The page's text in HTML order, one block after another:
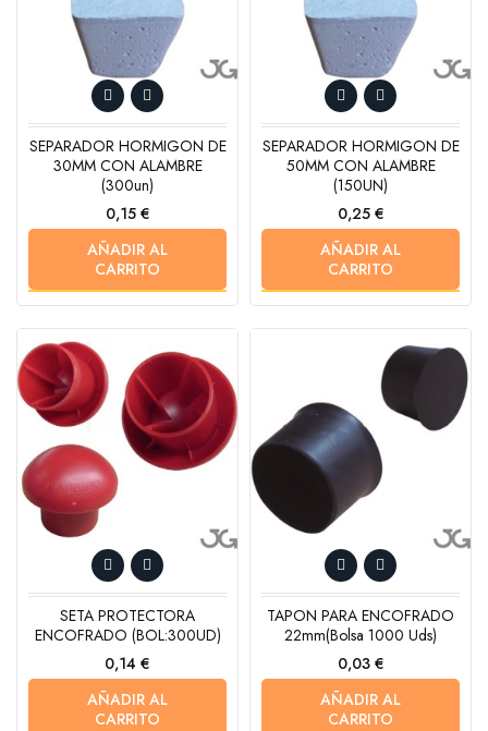
SEPARADOR HORMIGON DE
30MM CON ALAMBRE
(300un)
Precio
0,15 €
AÑADIR AL
CARRITO
SEPARADOR HORMIGON DE
50MM CON ALAMBRE
(150UN)
Precio
0,25 €
AÑADIR AL
CARRITO
SETA PROTECTORA
ENCOFRADO (BOL:300UD)
Precio
0,14 €
AÑADIR AL
CARRITO
TAPON PARA ENCOFRADO
22mm(bolsa 1000 Uds)
Precio
0,03 €
AÑADIR AL
CARRITO